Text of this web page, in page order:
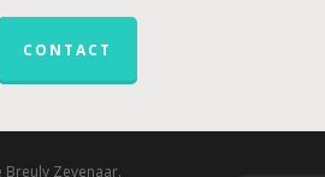
CONTACT
Zevenaar.